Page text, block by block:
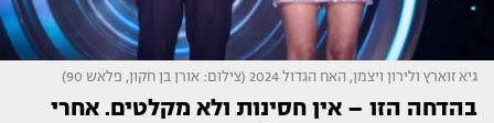
גיא זוארץ ולירון ויצמן, האח הגדול 2024 (צילום: אורן בן חקון, פלאש 90)
בהדחה הזו – אין חסינות ולא מקלטים. אחרי